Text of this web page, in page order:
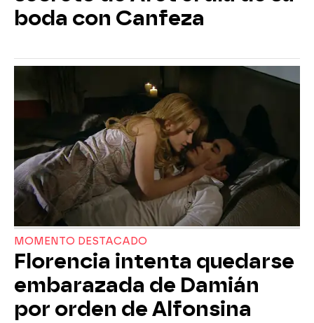
boda con Canfeza
MOMENTO DESTACADO
Florencia intenta quedarse
embarazada de Damián
por orden de Alfonsina